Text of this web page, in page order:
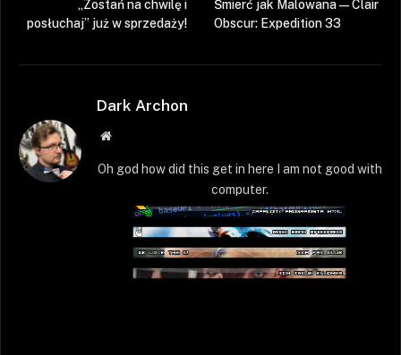
„Zostań na chwilę i
posłuchaj” już w sprzedaży!
Śmierć jak Malowana — Clair
Obscur: Expedition 33
Dark Archon
Strona
Oh god how did this get in here I am not good with
computer.